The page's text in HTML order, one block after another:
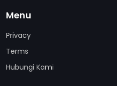
Menu
Privacy
Terms
Hubungi Kami